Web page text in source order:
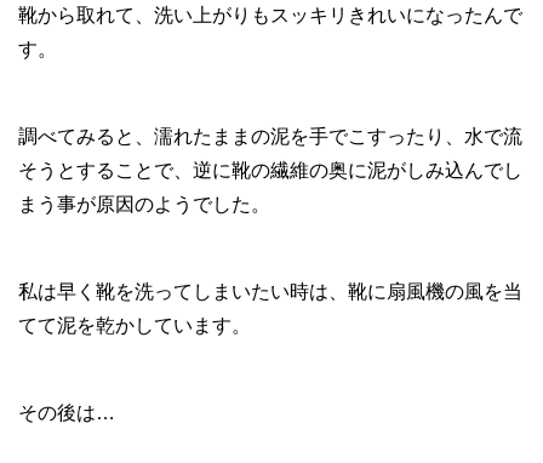
靴から取れて、洗い上がりもスッキリきれいになったんで
す。
調べてみると、濡れたままの泥を手でこすったり、水で流
そうとすることで、逆に靴の繊維の奥に泥がしみ込んでし
まう事が原因のようでした。
私は早く靴を洗ってしまいたい時は、靴に扇風機の風を当
てて泥を乾かしています。
その後は…